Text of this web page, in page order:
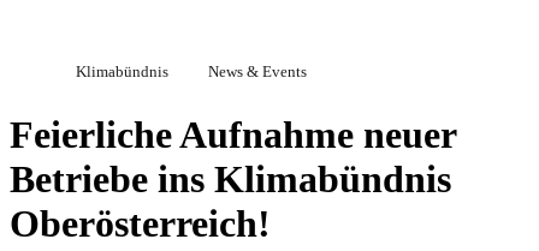
Klimabündnis News & Events
Feierliche Aufnahme neuer
Betriebe ins Klimabündnis
Oberösterreich!